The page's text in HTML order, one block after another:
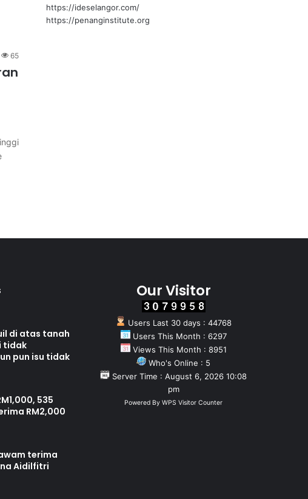
65
https://ideselangor.com/
https://penanginstitute.org
di atas tanah
tidak
pun isu tidak
535
RM2,000
terima
Aidilfitri
Our Visitor
Users Last 30 days : 44768
Users This Month : 6297
Views This Month : 8951
Who's Online : 5
Server Time : August 6, 2026 10:08
pm
Powered By WPS Visitor Counter